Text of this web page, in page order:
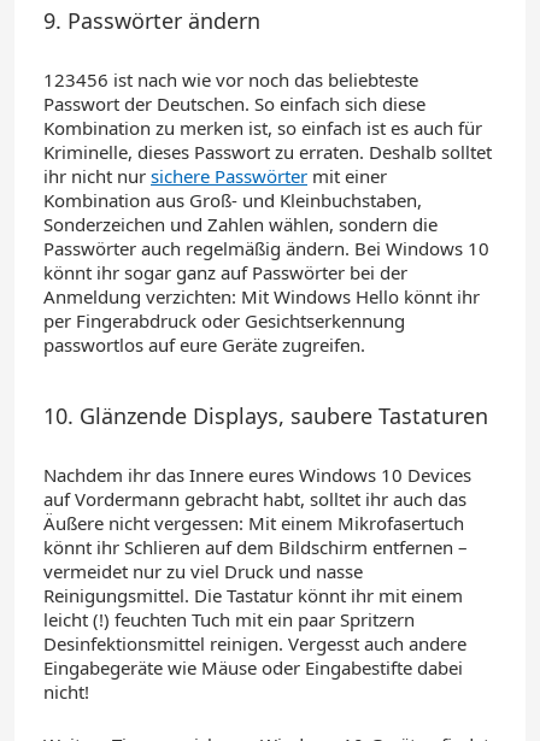
9. Passwörter ändern
123456 ist nach wie vor noch das beliebteste
Passwort der Deutschen. So einfach sich diese
Kombination zu merken ist, so einfach ist es auch für
Kriminelle, dieses Passwort zu erraten. Deshalb solltet
ihr nicht nur sichere Passwörter mit einer
Kombination aus Groß- und Kleinbuchstaben,
Sonderzeichen und Zahlen wählen, sondern die
Passwörter auch regelmäßig ändern. Bei Windows 10
könnt ihr sogar ganz auf Passwörter bei der
Anmeldung verzichten: Mit Windows Hello könnt ihr
per Fingerabdruck oder Gesichtserkennung
passwortlos auf eure Geräte zugreifen.
10. Glänzende Displays, saubere Tastaturen
Nachdem ihr das Innere eures Windows 10 Devices
auf Vordermann gebracht habt, solltet ihr auch das
Äußere nicht vergessen: Mit einem Mikrofasertuch
könnt ihr Schlieren auf dem Bildschirm entfernen –
vermeidet nur zu viel Druck und nasse
Reinigungsmittel. Die Tastatur könnt ihr mit einem
leicht (!) feuchten Tuch mit ein paar Spritzern
Desinfektionsmittel reinigen. Vergesst auch andere
Eingabegeräte wie Mäuse oder Eingabestifte dabei
nicht!